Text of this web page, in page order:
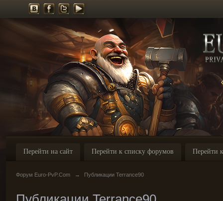
Перейти на сайт Перейти к списку форумов Перейти
Форум Euro-PvP.Com → Публикации Terrance90